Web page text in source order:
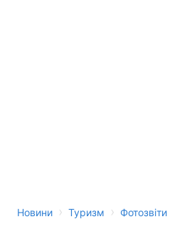
Новини › Туризм › Фотозвіти